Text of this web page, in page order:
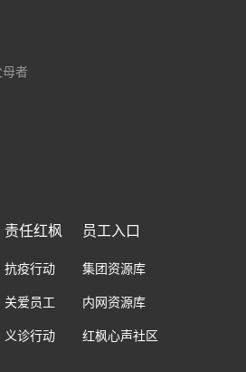
者
责任红枫
抗疫行动
关爱员工
义诊行动
员工入口
集团资源库
内网资源库
红枫心声社区